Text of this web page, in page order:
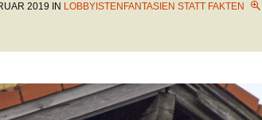
2019 IN LOBBYISTENFANTASIEN STATT FAKTEN